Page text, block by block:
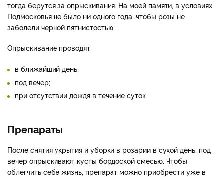
тогда берутся за опрыскивания. На моей памяти, в условиях
Подмосковья не было ни одного года, чтобы розы не
заболели черной пятнистостью.
Опрыскивание проводят:
в ближайший день;
под вечер;
при отсутствии дождя в течение суток.
Препараты
После снятия укрытия и уборки в розарии в сухой день, под
вечер опрыскивают кусты бордоской смесью. Чтобы
облегчить себе жизнь, препарат можно приобрести уже в